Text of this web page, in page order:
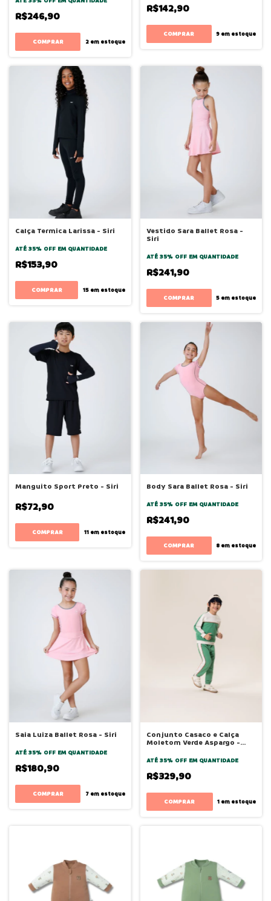
R$246,90
COMPRAR 2em estoque
R$142,90
COMPRAR 9 em estoque
Calça Termica Larissa - Siri
ATÉ 35% OFF EM QUANTIDADE
R$153,90
COMPRAR 15em estoque
Vestido Sara Ballet Rosa -
Siri
ATÉ 35% OFF EM QUANTIDADE
R$241,90
COMPRAR 5 em estoque
Manguito Sport Preto - Siri
R$72,90
COMPRAR 11em estoque
Body Sara Ballet Rosa - Siri
ATÉ 35% OFF EM QUANTIDADE
R$241,90
COMPRAR 8 em estoque
Saia Luiza Ballet Rosa - Siri
ATÉ 35% OFF EM QUANTIDADE
R$180,90
COMPRAR 7em estoque
Conjunto Casaco e Calça
Moletom Verde Aspargo -
ATÉ 35% OFF EM QUANTIDADE
R$329,90
COMPRAR 1 em estoque